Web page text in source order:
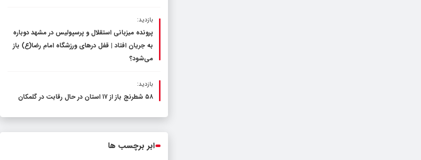
بازدید:
پرونده میزبانی استقلال و پرسپولیس در مشهد دوباره
به جریان افتاد | قفل در‌های ورزشگاه امام رضا(ع) باز
می‌شود؟
بازدید:
۵۸ شطرنج‌ باز از ۱۷ استان در حال رقابت در گلمکان
ابر برچسب ها